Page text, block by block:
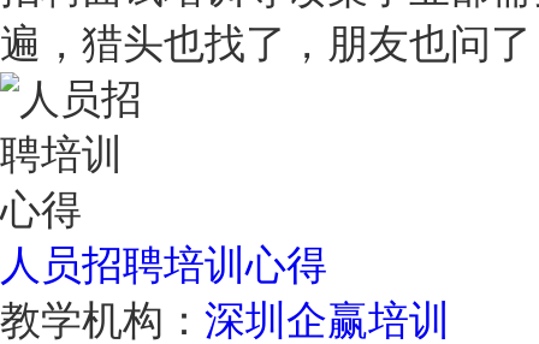
遍，猎头也找了，朋友也问
人员招聘培训心得
教学机构： 深圳企赢培训